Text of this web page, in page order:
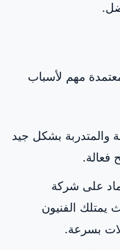
مهم لأسباب
والمتدربة بشكل جيد
فعالة.
على شركة
يمتلك الفنيون
بسرعة.